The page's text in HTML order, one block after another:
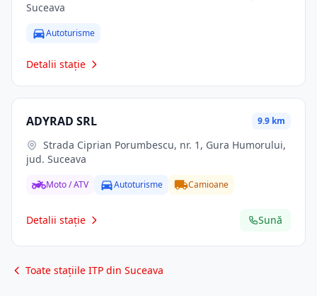
Suceava
Autoturisme
Detalii stație
ADYRAD SRL 9.9 km
jud. Suceava
Moto / ATV Autoturisme Camioane
Detalii stație Sună
Toate stațiile ITP din Suceava